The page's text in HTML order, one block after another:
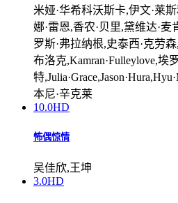
米娅·华希科沃斯卡,伊文·莱
娜·雷恩,香农·贝里,黛维达·麦
罗斯·弗拉纳根,史泰西·克劳
布洛克,Kamran·Fulleylove,埃
特
本尼·辛克莱
10.0HD
怖偶惊情
吴佳欣,王坤
3.0HD